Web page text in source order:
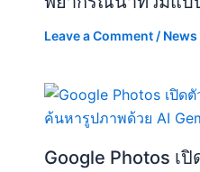
Leave a Comment / News
Google Photos เปิ